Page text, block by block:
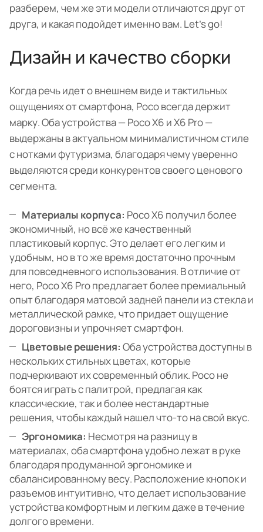
разберем, чем же эти модели отличаются друг от
друга, и какая подойдет именно вам. Let's go!
Дизайн и качество сборки
Когда речь идет о внешнем виде и тактильных
ощущениях от смартфона, Pocо всегда держит
марку. Оба устройства — Poco X6 и X6 Pro —
выдержаны в актуальном минималистичном стиле
с нотками футуризма, благодаря чему уверенно
выделяются среди конкурентов своего ценового
сегмента.
Материалы корпуса: Poco X6 получил более
экономичный, но всё же качественный
пластиковый корпус. Это делает его легким и
удобным, но в то же время достаточно прочным
для повседневного использования. В отличие от
него, Poco X6 Pro предлагает более премиальный
опыт благодаря матовой задней панели из стекла и
металлической рамке, что придает ощущение
дороговизны и упрочняет смартфон.
Цветовые решения: Оба устройства доступны в
нескольких стильных цветах, которые
подчеркивают их современный облик. Poco не
боятся играть с палитрой, предлагая как
классические, так и более нестандартные
решения, чтобы каждый нашел что-то на свой вкус.
Эргономика: Несмотря на разницу в
материалах, оба смартфона удобно лежат в руке
благодаря продуманной эргономике и
сбалансированному весу. Расположение кнопок и
разъемов интуитивно, что делает использование
устройства комфортным и легким даже в течение
долгого времени.